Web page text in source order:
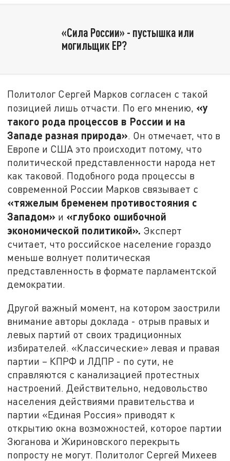
«Сила России» - пустышка или
могильщик ЕР?
Политолог Сергей Марков согласен с такой
позицией лишь отчасти. По его мнению, «у
такого рода процессов в России и на
Западе разная природа». Он отмечает, что в
Европе и США это происходит потому, что
политической представленности народа нет
как таковой. Подобного рода процессы в
современной России Марков связывает с
«тяжелым бременем противостояния с
Западом» и «глубоко ошибочной
экономической политикой». Эксперт
считает, что российское население гораздо
меньше волнует политическая
представленность в формате парламентской
демократии.
Другой важный момент, на котором заострили
внимание авторы доклада - отрыв правых и
левых партий от своих традиционных
избирателей. «Классические» левая и правая
партии – КПРФ и ЛДПР - по сути, не
справляются с канализацией протестных
настроений. Действительно, недовольство
населения действиями правительства и
партии «Единая Россия» приводят к
открытию окна возможностей, которое партии
Зюганова и Жириновского перекрыть
попросту не могут. Политолог Сергей Михеев